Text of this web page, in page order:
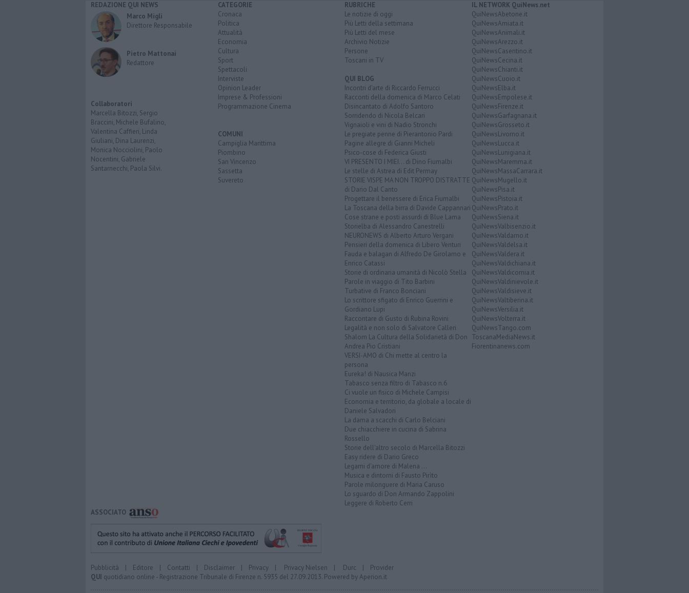
REDAZIONE QUI NEWS
Marco Migli
Direttore Responsabile
Pietro Mattonai
Redattore
Collaboratori
Marcella Bitozzi, Sergio
Braccini, Michele Bufalino,
Valentina Caffieri, Linda
Giuliani, Dina Laurenzi,
Monica Nocciolini, Paolo
Nocentini, Gabriele
Santarnecchi, Paola Silvi.
CATEGORIE
Cronaca
Politica
Attualità
Economia
Cultura
Sport
Spettacoli
Interviste
Opinion Leader
Imprese & Professioni
Programmazione Cinema
COMUNI
Campiglia Marittima
Piombino
San Vincenzo
Sassetta
Suvereto
RUBRICHE
Le notizie di oggi
Più Letti della settimana
Più Letti del mese
Archivio Notizie
Persone
Toscani in TV
QUI BLOG
Incontri d'arte di Riccardo Ferrucci
Racconti della domenica di Marco Celati
Disincantato di Adolfo Santoro
Sorridendo di Nicola Belcari
Vignaioli e vini di Nadio Stronchi
Le pregiate penne di Pierantonio Pardi
Pagine allegre di Gianni Micheli
Psico-cose di Federica Giusti
VI PRESENTO I MIEI... di Dino Fiumalbi
Le stelle di Astrea di Edit Permay
STORIE VISPE MA NON TROPPO DISTRATTE
di Dario Dal Canto
Progettare il benessere di Erica Fiumalbi
La Toscana della birra di Davide Cappannari
Cose strane e posti assurdi di Blue Lama
Storielba di Alessandro Canestrelli
NEURONEWS di Alberto Arturo Vergani
Pensieri della domenica di Libero Venturi
Fauda e balagan di Alfredo De Girolamo e
Enrico Catassi
Storie di ordinaria umanità di Nicolò Stella
Parole in viaggio di Tito Barbini
Turbative di Franco Bonciani
Lo scrittore sfigato di Enrico Guerrini e
Gordiano Lupi
Raccontare di Gusto di Rubina Rovini
Legalità e non solo di Salvatore Calleri
Shalom La Cultura della Solidarietà di Don
Andrea Pio Cristiani
VERSI-AMO di Chi mette al centro la
persona
Eureka! di Nausica Manzi
Tabasco senza filtro di Tabasco n.6
Ci vuole un fisico di Michele Campisi
Economia e territorio, da globale a locale di
Daniele Salvadori
La dama a scacchi di Carlo Belciani
Due chiacchiere in cucina di Sabrina
Rossello
Storie dell'altro secolo di Marcella Bitozzi
Easy ridere di Dario Greco
Legami d'amore di Malena ...
Musica e dintorni di Fausto Pirìto
Parole milonguere di Maria Caruso
Lo sguardo di Don Armando Zappolini
Leggere di Roberto Cerri
IL NETWORK QuiNews.net
QuiNewsAbetone.it
QuiNewsAmiata.it
QuiNewsAnimali.it
QuiNewsArezzo.it
QuiNewsCasentino.it
QuiNewsCecina.it
QuiNewsChianti.it
QuiNewsCuoio.it
QuiNewsElba.it
QuiNewsEmpolese.it
QuiNewsFirenze.it
QuiNewsGarfagnana.it
QuiNewsGrosseto.it
QuiNewsLivorno.it
QuiNewsLucca.it
QuiNewsLunigiana.it
QuiNewsMaremma.it
QuiNewsMassaCarrara.it
QuiNewsMugello.it
QuiNewsPisa.it
QuiNewsPistoia.it
QuiNewsPrato.it
QuiNewsSiena.it
QuiNewsValbisenzio.it
QuiNewsValdarno.it
QuiNewsValdelsa.it
QuiNewsValdera.it
QuiNewsValdichiana.it
QuiNewsValdicornia.it
QuiNewsValdinievole.it
QuiNewsValdisieve.it
QuiNewsValtiberina.it
QuiNewsVersilia.it
QuiNewsVolterra.it
QuiNewsTango.com
ToscanaMediaNews.it
Fiorentinanews.com
ASSOCIATO
Pubblicità | Editore | Contatti | Disclaimer | Privacy | Privacy Nielsen | Durc | Provider
QUI quotidiano online - Registrazione Tribunale di Firenze n. 5935 del 27.09.2013. Powered byAperion.it